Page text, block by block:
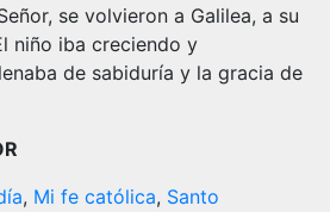
se volvieron a Galilea, a su
niño iba creciendo y
de sabiduría y la gracia de
, Mi fe católica, Santo